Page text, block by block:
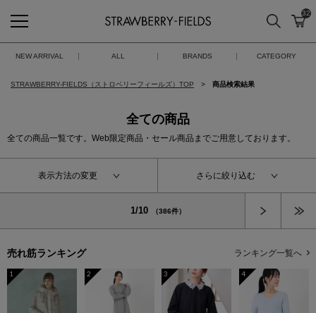
STRAWBERRY-FIELDS
検索 カ
32
NEW ARRIVAL ALL BRANDS CATEGORY
STRAWBERRY-FIELDS（ストロベリーフィールズ）TOP 商品検索結果
全ての商品
全ての商品一覧です。Web限定商品・セール商品までご用意しております。
表示方法の変更 さらに絞り込む
1/10 （386件）
売れ筋ランキング ランキング一覧へ
1 2 3 4